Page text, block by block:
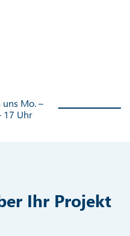
uns Mo. –
17 Uhr
Ihr Projekt